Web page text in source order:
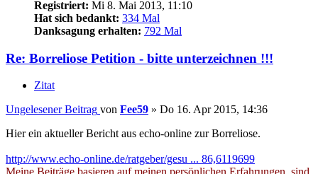
Registriert: Mi 8. Mai 2013, 11:10
Hat sich bedankt: 334 Mal
Danksagung erhalten: 792 Mal
Re: Borreliose Petition - bitte unterzeichnen !!!
Zitat
Ungelesener Beitrag von Fee59 » Do 16. Apr 2015, 14:36
Hier ein aktueller Bericht aus echo-online zur Borreliose.
http://www.echo-online.de/ratgeber/gesu ... 86,6119699